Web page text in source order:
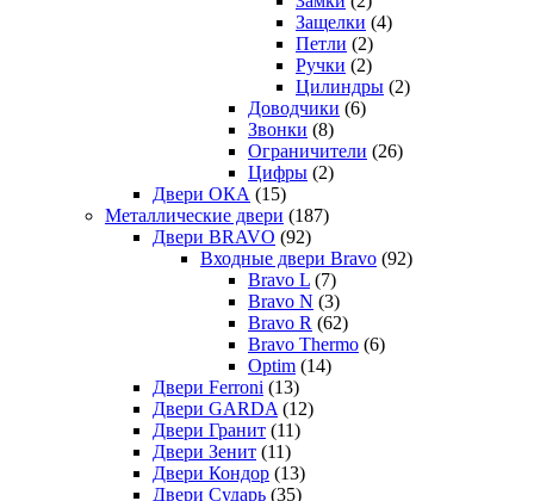
Защелки (4)
Петли (2)
Ручки (2)
Цилиндры (2)
Доводчики (6)
Звонки (8)
Ограничители (26)
Цифры (2)
Двери ОКА (15)
Металлические двери (187)
Двери BRAVO (92)
Входные двери Bravo (92)
Bravo L (7)
Bravo N (3)
Bravo R (62)
Bravo Thermo (6)
Optim (14)
Двери Ferroni (13)
Двери GARDA (12)
Двери Гранит (11)
Двери Зенит (11)
Двери Кондор (13)
Двери Сударь (35)